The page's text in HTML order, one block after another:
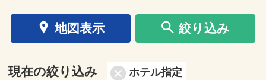
地図表示 絞り込み
現在の絞り込み ホテル指定